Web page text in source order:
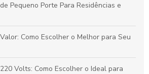
Pequeno Porte Para Residências e
Como Escolher o Melhor para Seu
Volts: Como Escolher o Ideal para